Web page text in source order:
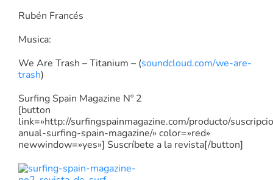
Rubén Francés
Musica:
We Are Trash – Titanium – (soundcloud.com/we-are-
trash)
Surfing Spain Magazine Nº 2
[button
link=»http://surfingspainmagazine.com/producto/
anual-surfing-spain-magazine/» color=»red»
newwindow=»yes»] Suscríbete a la revista[/button]